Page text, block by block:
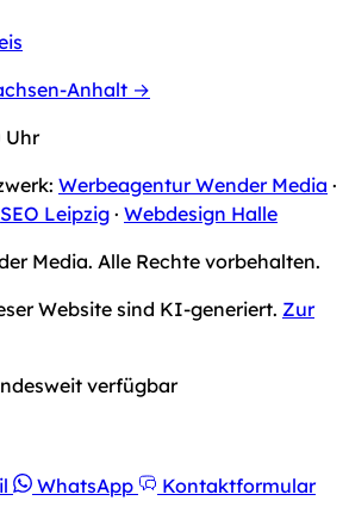
Anhalt →
Uhr
Werbeagentur Wender Media ·
SEO Leipzig · Webdesign Halle
Media. Alle Rechte vorbehalten.
Website sind KI-generiert. Zur
verfügbar
WhatsApp Kontaktformular